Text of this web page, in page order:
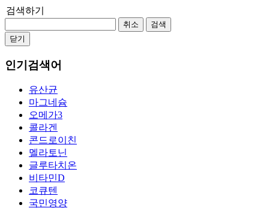
검색하기
취소
검색
닫기
인기검색어
유산균
마그네슘
오메가3
콜라겐
콘드로이친
멜라토닌
글루타치온
비타민D
코큐텐
국민영양